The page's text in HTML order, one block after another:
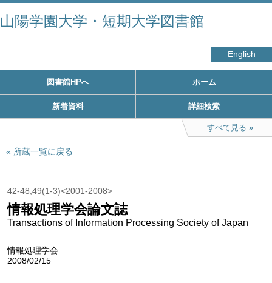
山陽学園大学・短期大学図書館
English
図書館HPへ ホーム
新着資料 詳細検索
すべて見る
所蔵一覧に戻る
42-48,49(1-3)<2001-2008>
情報処理学会論文誌
Transactions of Information Processing Society of Japan
情報処理学会
2008/02/15